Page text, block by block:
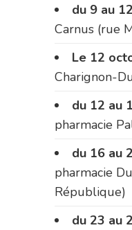
du 9 au
Carnus (rue
Le 12
Charignon-
du 12 au
pharmacie
du 16 au
pharmacie
République)
du 23 au